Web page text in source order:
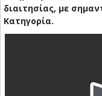
διαιτησίας, με
Κατηγορία.